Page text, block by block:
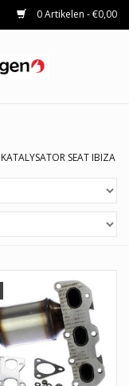
0 Artikelen - €0,00
KATALYSATOR SEAT IBIZA